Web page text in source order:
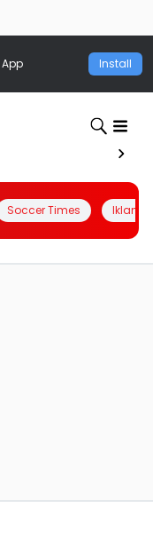
Install
Soccer Times Iklanin